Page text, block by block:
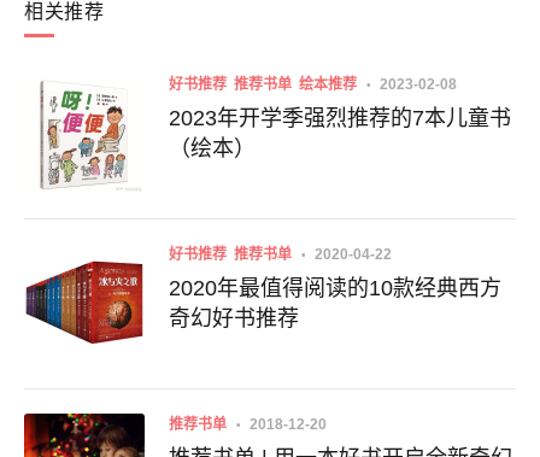
相关推荐
好书推荐 推荐书单 绘本推荐 2023-02-08
2023年开学季强烈推荐的7本儿童书
（绘本）
好书推荐 推荐书单 2020-04-22
2020年最值得阅读的10款经典西方
奇幻好书推荐
推荐书单 2018-12-20